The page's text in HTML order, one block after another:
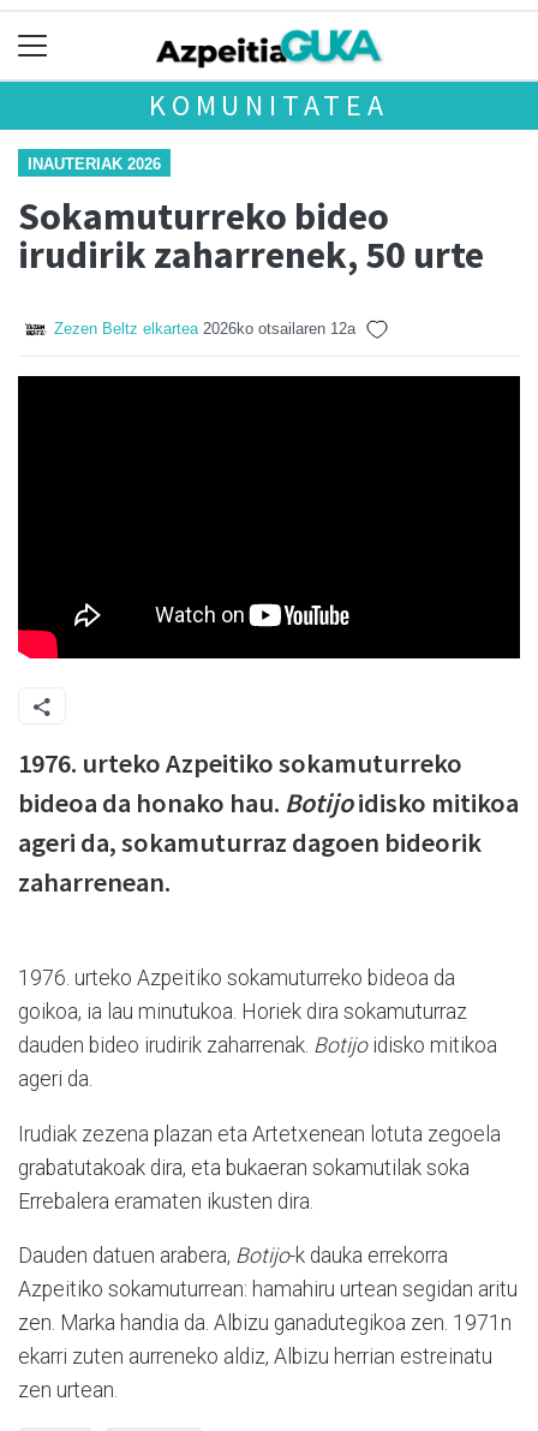
KOMUNITATEA
INAUTERIAK 2026
Sokamuturreko bideo
irudirik zaharrenek, 50 urte
Zezen Beltz elkartea 2026ko otsailaren 12a
1976. urteko Azpeitiko sokamuturreko
bideoa da honako hau. Botijoidisko mitikoa
ageri da, sokamuturraz dagoen bideorik
zaharrenean.
1976. urteko Azpeitiko sokamuturreko bideoa da
goikoa, ia lau minutukoa. Horiek dira sokamuturraz
dauden bideo irudirik zaharrenak. Botijoidisko mitikoa
ageri da.
Irudiak zezena plazan eta Artetxenean lotuta zegoela
grabatutakoak dira, eta bukaeran sokamutilak soka
Errebalera eramaten ikusten dira.
Dauden datuen arabera, Botijo-k dauka errekorra
Azpeitiko sokamuturrean: hamahiru urtean segidan aritu
zen. Marka handia da. Albizu ganadutegikoa zen. 1971n
ekarri zuten aurreneko aldiz, Albizu herrian estreinatu
zen urtean.